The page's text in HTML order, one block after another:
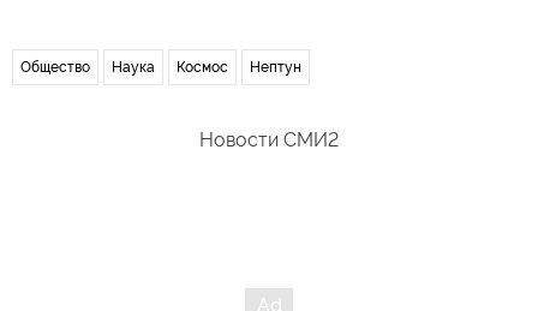
Общество Наука Космос Нептун
Новости СМИ2